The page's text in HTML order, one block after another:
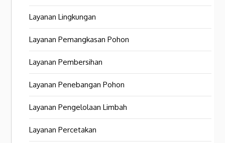
Layanan Lingkungan
Layanan Pemangkasan Pohon
Layanan Pembersihan
Layanan Penebangan Pohon
Layanan Pengelolaan Limbah
Layanan Percetakan